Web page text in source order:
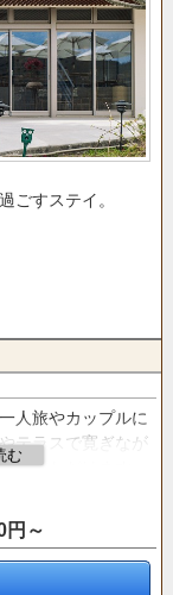
ごすステイ。
人旅やカップルに
テラスで寛ぎなが
しいただけます。
動となります
みとなります
円～